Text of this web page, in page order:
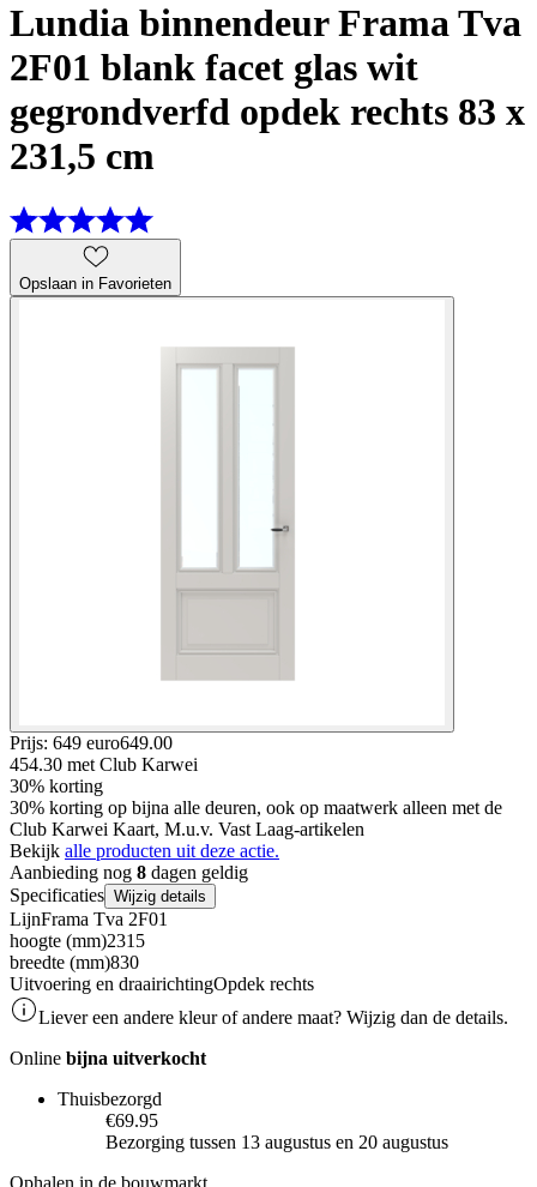
Lundia binnendeur Frama Tva
2F01 blank facet glas wit
gegrondverfd opdek rechts 83 x
231,5 cm
Opslaan in Favorieten
Prijs: 649 euro649.00
454.30 met Club Karwei
30% korting
30% korting op bijna alle deuren, ook op maatwerk alleen met de
Club Karwei Kaart, M.u.v. Vast Laag-artikelen
Bekijk alle producten uit deze actie.
Aanbieding nog 8 dagen geldig
Specificaties Wijzig details
LijnFrama Tva 2F01
hoogte (mm)2315
breedte (mm)830
Uitvoering en draairichtingOpdek rechts
Liever een andere kleur of andere maat? Wijzig dan de details.
Online bijna uitverkocht
Thuisbezorgd
€69.95
Bezorging tussen 13 augustus en 20 augustus
Ophalen in de bouwmarkt